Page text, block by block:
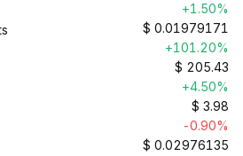
+1.50%
$ 0.01979171
+101.20%
$ 205.43
+4.50%
$ 3.98
-0.90%
$ 0.02976135